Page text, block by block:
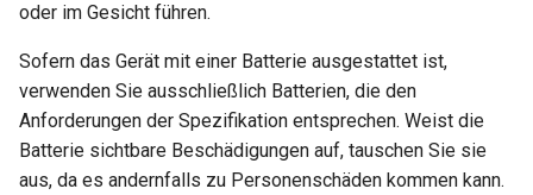
während des Firmware-
Neustarts
Wie behebt man einen
Subnetzkonflikt?
Zugriff auf WAN erlauben,
wenn VPN-Client aktiviert
DNS des VPN-Clients zum
oder im Gesicht führen.
Sofern das Gerät mit einer Batterie ausgestattet ist,
verwenden Sie ausschließlich Batterien, die den
Anforderungen der Spezifikation entsprechen. Weist die
Batterie sichtbare Beschädigungen auf, tauschen Sie sie
aus, da es andernfalls zu Personenschäden kommen kann.